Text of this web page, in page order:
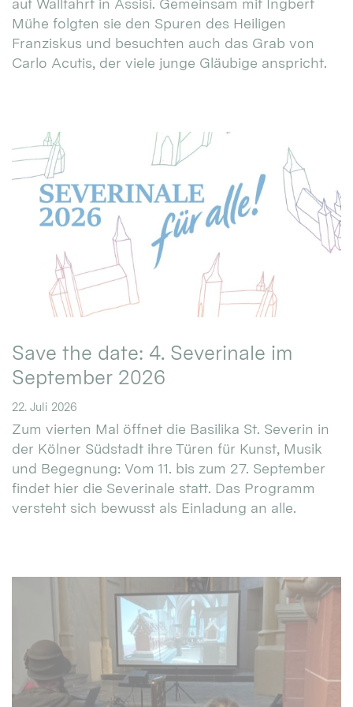
auf Wallfahrt in Assisi. Gemeinsam mit Ingbert
Mühe folgten sie den Spuren des Heiligen
Franziskus und besuchten auch das Grab von
Carlo Acutis, der viele junge Gläubige anspricht.
Save the date: 4. Severinale im
September 2026
22. Juli 2026
Zum vierten Mal öffnet die Basilika St. Severin in
der Kölner Südstadt ihre Türen für Kunst, Musik
und Begegnung: Vom 11. bis zum 27. September
findet hier die Severinale statt. Das Programm
versteht sich bewusst als Einladung an alle.